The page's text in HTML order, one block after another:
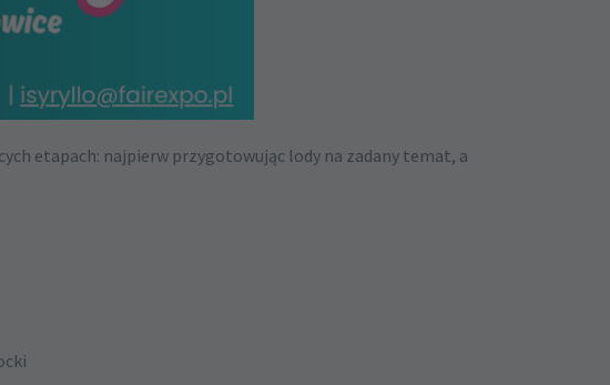
etapach: najpierw przygotowując lody na zadany temat, a